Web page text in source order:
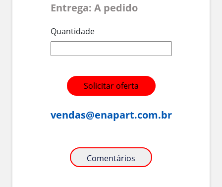
Entrega: A pedido
Quantidade
Solicitar oferta
vendas@enapart.com.br
Comentários